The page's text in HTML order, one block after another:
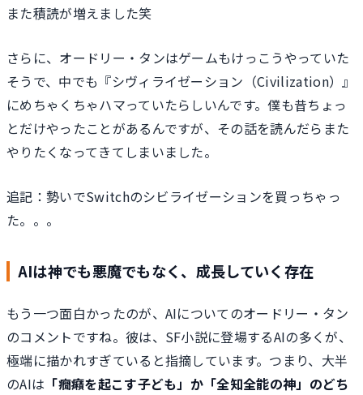
また積読が増えました笑
さらに、オードリー・タンはゲームもけっこうやっていた
そうで、中でも『シヴィライゼーション（Civilization）』
にめちゃくちゃハマっていたらしいんです。僕も昔ちょっ
とだけやったことがあるんですが、その話を読んだらまた
やりたくなってきてしまいました。
追記：勢いでSwitchのシビライゼーションを買っちゃっ
た。。。
AIは神でも悪魔でもなく、成長していく存在
もう一つ面白かったのが、AIについてのオードリー・タン
のコメントですね。彼は、SF小説に登場するAIの多くが、
極端に描かれすぎていると指摘しています。つまり、大半
のAIは 「癇癪を起こす子ども」か「全知全能の神」のどち